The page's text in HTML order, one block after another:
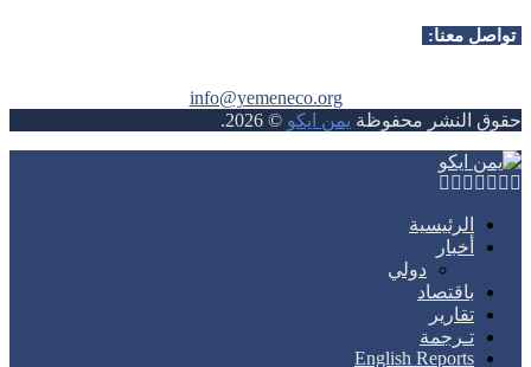
تواصل معنا:
info@yemeneco.org
حقوق النشر محفوظة يمن ايكو©
2026
.
Facebook
Twitter
Instagram
Youtube
Rss
Telegram
Whatsapp
الرئيسية
أخبار
دولي
باقتصاد
تقارير
تـرجمة
English Reports